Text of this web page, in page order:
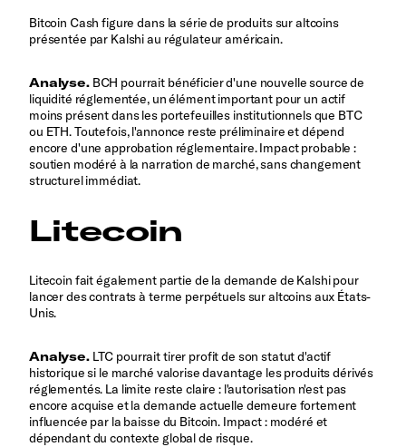
Bitcoin Cash figure dans la série de produits sur altcoins
présentée par Kalshi au régulateur américain.
Analyse.BCH pourrait bénéficier d'une nouvelle source de
liquidité réglementée, un élément important pour un actif
moins présent dans les portefeuilles institutionnels que BTC
ou ETH. Toutefois, l'annonce reste préliminaire et dépend
encore d'une approbation réglementaire. Impact probable :
soutien modéré à la narration de marché, sans changement
structurel immédiat.
Litecoin
Litecoin fait également partie de la demande de Kalshi pour
lancer des contrats à terme perpétuels sur altcoins aux États-
Unis.
Analyse.LTC pourrait tirer profit de son statut d'actif
historique si le marché valorise davantage les produits dérivés
réglementés. La limite reste claire : l'autorisation n'est pas
encore acquise et la demande actuelle demeure fortement
influencée par la baisse du Bitcoin. Impact : modéré et
dépendant du contexte global de risque.